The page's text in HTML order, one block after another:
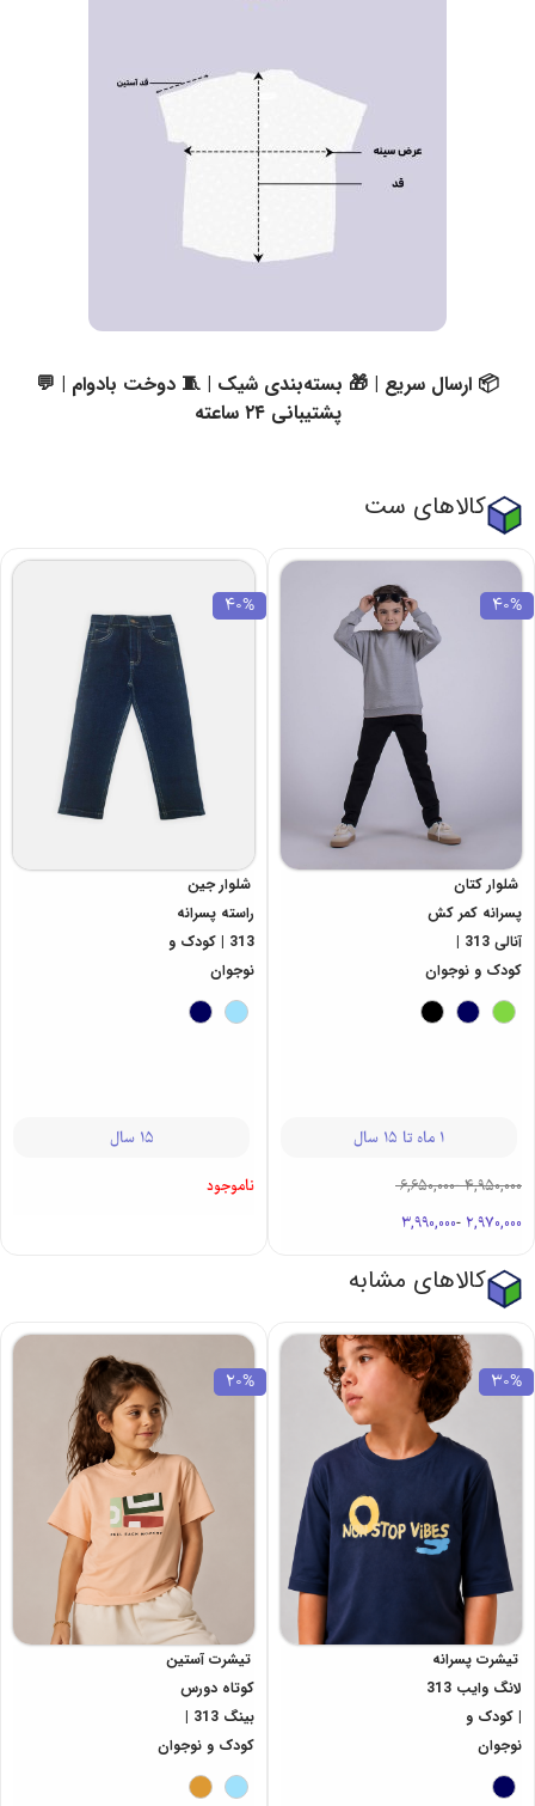
📦 ارسال سریع | 🎁 بسته‌بندی شیک | 🧵 دوخت بادوام | 💬
پشتیبانی ۲۴ ساعته
کالاهای ست
40%
شلوار کتان
پسرانه کمر کش
آنالی 313 |
کودک و نوجوان
1 ماه تا 15 سال
4,950,000
-
6,650,000
2,970,000
-
3,990,000
40%
شلوار جین
راسته پسرانه
313 | کودک و
نوجوان
15 سال
ناموجود
کالاهای مشابه
30%
تیشرت پسرانه
لانگ وایب 313
| کودک و
نوجوان
20%
تیشرت آستین
کوتاه دورس
بینگ 313 |
کودک و نوجوان